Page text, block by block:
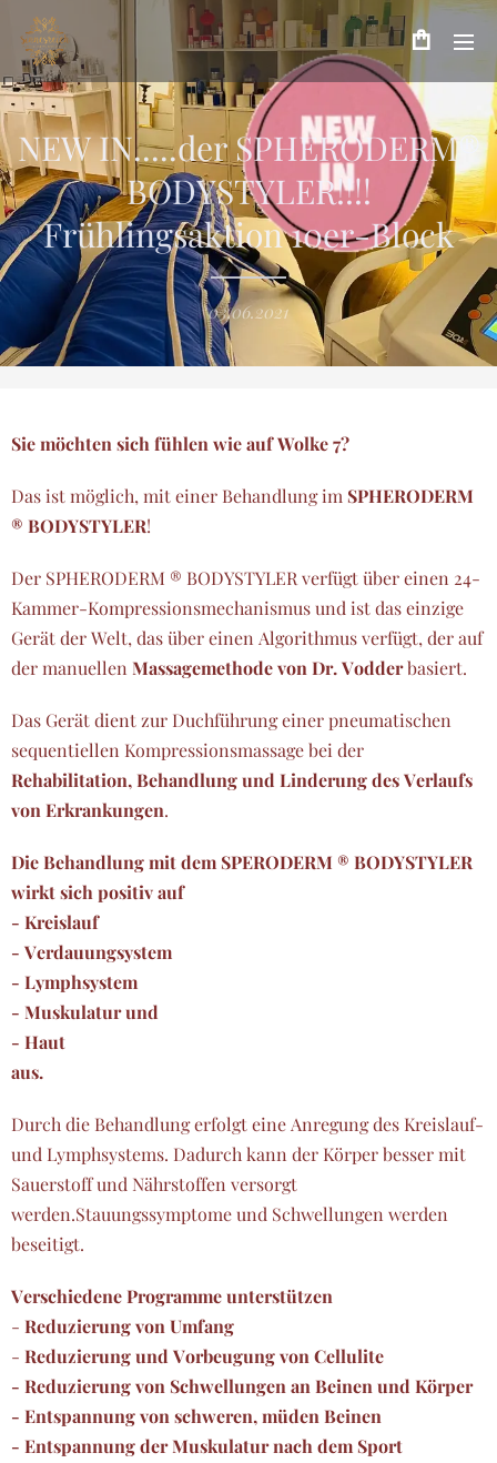
NEW IN.....der SPHERODERM®
BODYSTYLER!!!!
Frühlingsaktion 10er-Block
03.06.2021
Sie möchten sich fühlen wie auf Wolke 7?
Das ist möglich, mit einer Behandlung im SPHERODERM
® BODYSTYLER!
Der SPHERODERM ® BODYSTYLER verfügt über einen 24-
Kammer-Kompressionsmechanismus und ist das einzige
Gerät der Welt, das über einen Algorithmus verfügt, der auf
der manuellen Massagemethode von Dr. Vodderbasiert.
Das Gerät dient zur Duchführung einer pneumatischen
sequentiellen Kompressionsmassage bei der
Rehabilitation, Behandlung und Linderung des Verlaufs
von Erkrankungen.
Die Behandlung mit dem SPERODERM ® BODYSTYLER
wirkt sich positiv auf
- Kreislauf
- Verdauungsystem
- Lymphsystem
- Muskulatur und
- Haut
aus.
Durch die Behandlung erfolgt eine Anregung des Kreislauf-
und Lymphsystems. Dadurch kann der Körper besser mit
Sauerstoff und Nährstoffen versorgt
werden.Stauungssymptome und Schwellungen werden
beseitigt.
Verschiedene Programme unterstützen
- Reduzierung von Umfang
- Reduzierung und Vorbeugung von Cellulite
- Reduzierung von Schwellungen an Beinen und Körper
- Entspannung von schweren, müden Beinen
- Entspannung der Muskulatur nach dem Sport